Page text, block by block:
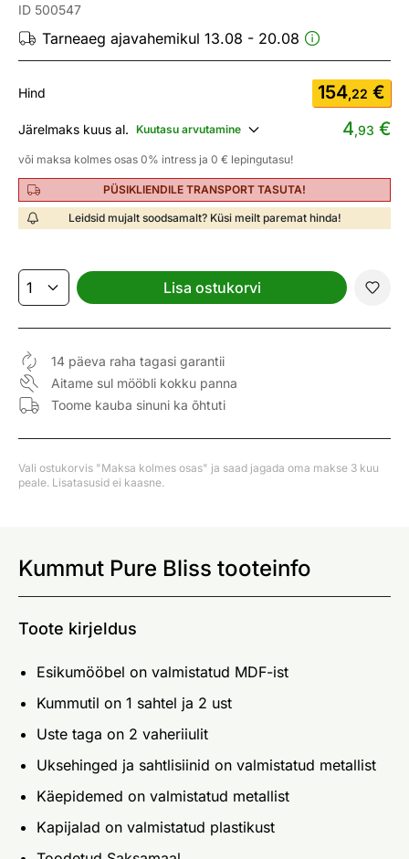
ID 500547
Tarneaeg ajavahemikul 13.08 - 20.08
Hind 154,22 €
Järelmaks kuus al. Kuutasu arvutamine 4,93 €
või maksa kolmes osas 0% intress ja 0 € lepingutasu!
PÜSIKLIENDILE TRANSPORT TASUTA!
Leidsid mujalt soodsamalt? Küsi meilt paremat hinda!
Lisa ostukorvi
14 päeva raha tagasi garantii
Aitame sul mööbli kokku panna
Toome kauba sinuni ka õhtuti
Vali ostukorvis "Maksa kolmes osas" ja saad jagada oma makse 3 kuu
peale. Lisatasusid ei kaasne.
Kummut Pure Bliss tooteinfo
Toote kirjeldus
Esikumööbel on valmistatud MDF-ist
Kummutil on 1 sahtel ja 2 ust
Uste taga on 2 vaheriiulit
Uksehinged ja sahtlisiinid on valmistatud metallist
Käepidemed on valmistatud metallist
Kapijalad on valmistatud plastikust